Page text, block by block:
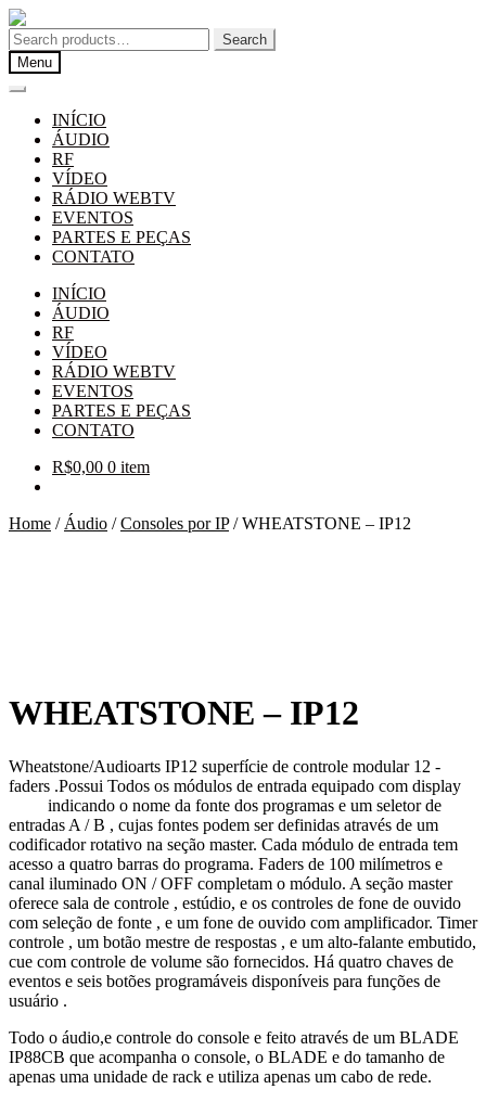
Pular
para
navegação
Pular
para
o
conteúdo
Search
for:
Search
Menu
INÍCIO
ÁUDIO
RF
VÍDEO
RÁDIO WEBTV
EVENTOS
PARTES E PEÇAS
CONTATO
INÍCIO
ÁUDIO
RF
VÍDEO
RÁDIO WEBTV
EVENTOS
PARTES E PEÇAS
CONTATO
R$0,00 0 item
Home / Áudio /Consoles por IP/WHEATSTONE – IP12
WHEATSTONE – IP12
Wheatstone/Audioarts IP12 superfície de controle modular 12 -
faders .Possui Todos os módulos de entrada equipado com display
indicando o nome da fonte dos programas e um seletor de
entradas A / B , cujas fontes podem ser definidas através de um
codificador rotativo na seção master. Cada módulo de entrada tem
acesso a quatro barras do programa. Faders de 100 milímetros e
canal iluminado ON / OFF completam o módulo. A seção master
oferece sala de controle , estúdio, e os controles de fone de ouvido
com seleção de fonte , e um fone de ouvido com amplificador. Timer
controle , um botão mestre de respostas , e um alto-falante embutido,
cue com controle de volume são fornecidos. Há quatro chaves de
eventos e seis botões programáveis disponíveis para funções de
usuário .
Todo o áudio,e controle do console e feito através de um BLADE
IP88CB que acompanha o console, o BLADE e do tamanho de
apenas uma unidade de rack e utiliza apenas um cabo de rede.